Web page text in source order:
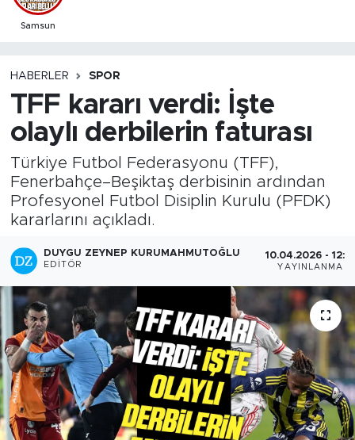
Samsun
HABERLER SPOR
TFF kararı verdi: İşte
olaylı derbilerin faturası
Türkiye Futbol Federasyonu (TFF),
Fenerbahçe–Beşiktaş derbisinin ardından
Profesyonel Futbol Disiplin Kurulu (PFDK)
kararlarını açıkladı.
DUYGU ZEYNEP KURUMAHMUTOĞLU
EDITÖR
10.04.2026 - 12:18
YAYINLANMA
Süper Lig Puan Durumu ve Fikstür
Son Dakika Haberleri
Haber Arşivi